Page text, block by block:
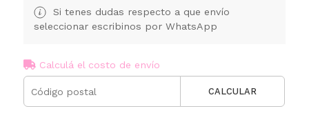
Si tenes dudas respecto a que envío
seleccionar escribinos por WhatsApp
Calculá el costo de envío
CALCULAR